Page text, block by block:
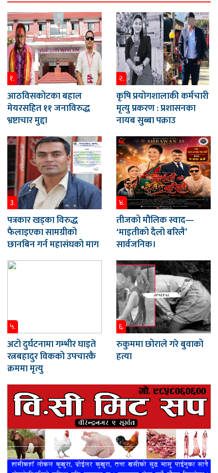
१.
आठविसकोटका बहाल
मेयरसहित ११ जनाविरुद्ध
भ्रष्टाचार मुद्दा
२.
कृषि प्रयोगशालाकी कर्मचारी
मृत्यु प्रकरण : प्रशासनका
नायब सुब्बा पक्राउ
३.
पत्रकार खड्का विरुद्ध
फैलाइएका सामग्रीको
छानबिन गर्न महासंघको माग
४.
तीजको मौलिक स्वाद—
‘माइतीको दैलो बरिलै’
सार्वजनिक।
५.
अटो दुर्घटनामा गम्भीर घाइते
रत्नबहादुर विकको उपचारकै
क्रममा मृत्यु
६.
रुकुममा छोराले गरे बुवाको
हत्या